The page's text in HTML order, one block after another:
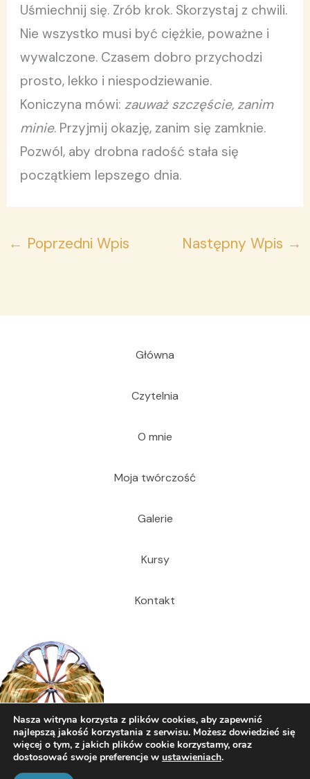
Uśmiechnij się. Zrób krok. Skorzystaj z chwili.
Nie wszystko musi być ciężkie, poważne i
wywalczone. Czasem dobro przychodzi
prosto, lekko i niespodziewanie.
Koniczyna mówi:zauważ szczęście, zanim
minie. Przyjmij okazję, zanim się zamknie.
Pozwól, aby drobna radość stała się
początkiem lepszego dnia.
← Poprzedni Wpis Następny Wpis →
Główna
Czytelnia
O mnie
Moja twórczość
Galerie
Kursy
Kontakt
© 2026 Dariusz Cecuda
Nasza witryna korzysta z plików cookies, aby zapewnić
najlepszą jakość korzystania z serwisu. Możesz dowiedzieć się
więcej o tym, z jakich plików cookie korzystamy, oraz
dostosować swoje preferencje w ustawieniach.